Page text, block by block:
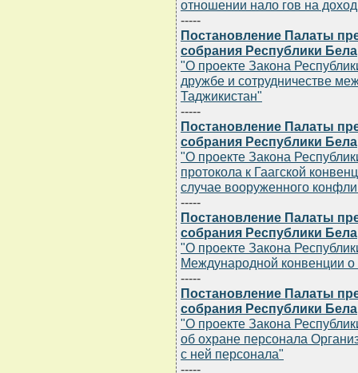
отношении нало гов на
-----
Постановление Палаты
собрания Республики
"О проекте Закона
дружбе и сотрудничестве
Таджикистан"
-----
Постановление Палаты
собрания Республики
"О проекте Закона
протокола к Гаагской
случае вооруженного
-----
Постановление Палаты
собрания Республики
"О проекте Закона
Международной конвенции
-----
Постановление Палаты
собрания Республики
"О проекте Закона
об охране персонала
с ней персонала"
-----